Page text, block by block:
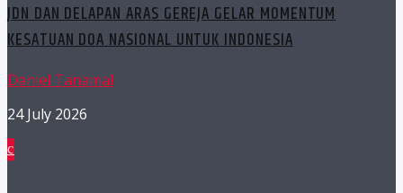
JDN DAN DELAPAN ARAS GEREJA GELAR MOMENTUM
KESATUAN DOA NASIONAL UNTUK INDONESIA
Daniel Tanamal
24 July 2026